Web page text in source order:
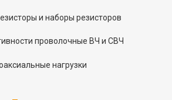
и наборы резисторов
проволочные ВЧ и СВЧ
нагрузки